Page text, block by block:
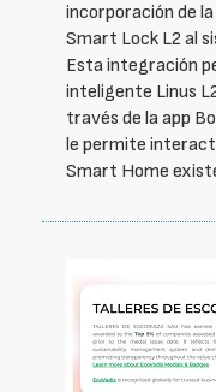
incorporación de
Smart Lock L2 al
Esta integración
inteligente Linus
través de la app
le permite
Smart Home